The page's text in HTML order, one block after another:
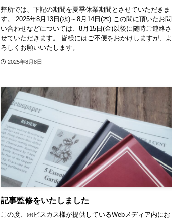
弊所では、下記の期間を夏季休業期間とさせていただきま
す。 2025年8月13日(水)～8月14日(木) この間に頂いたお問
い合わせなどについては、8月15日(金)以後に随時ご連絡さ
せていただきます。 皆様にはご不便をおかけしますが、よ
ろしくお願いいたします。
2025年8月8日
記事監修をいたしました
この度、㈱ビスカス様が提供しているWebメディア内にお